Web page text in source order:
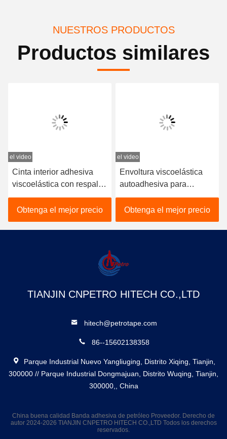
NUESTROS PRODUCTOS
Productos similares
el video
Cinta interior adhesiva
viscoelástica con respaldo
no tejido para sellado de
tanques
Obtenga el mejor precio
el video
Envoltura viscoelástica
autoadhesiva para
protección contra la
corrosión con tamaño de
10MX100MMx1.8MM
Obtenga el mejor precio
TIANJIN CNPETRO HITECH CO.,LTD
hitech@petrotape.com
86--15602138358
Parque Industrial Nuevo Yangliuging, Distrito Xiqing, Tianjin,
300000 // Parque Industrial Dongmajuan, Distrito Wuqing, Tianjin,
300000,, China
China buena calidad Banda adhesiva de petróleo Proveedor. Derecho de
autor 2024-2026 TIANJIN CNPETRO HITECH CO.,LTD Todos los derechos
reservados.